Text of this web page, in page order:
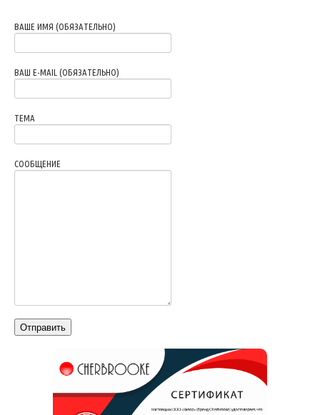
ВАШЕ ИМЯ (ОБЯЗАТЕЛЬНО)
ВАШ E-MAIL (ОБЯЗАТЕЛЬНО)
ТЕМА
СООБЩЕНИЕ